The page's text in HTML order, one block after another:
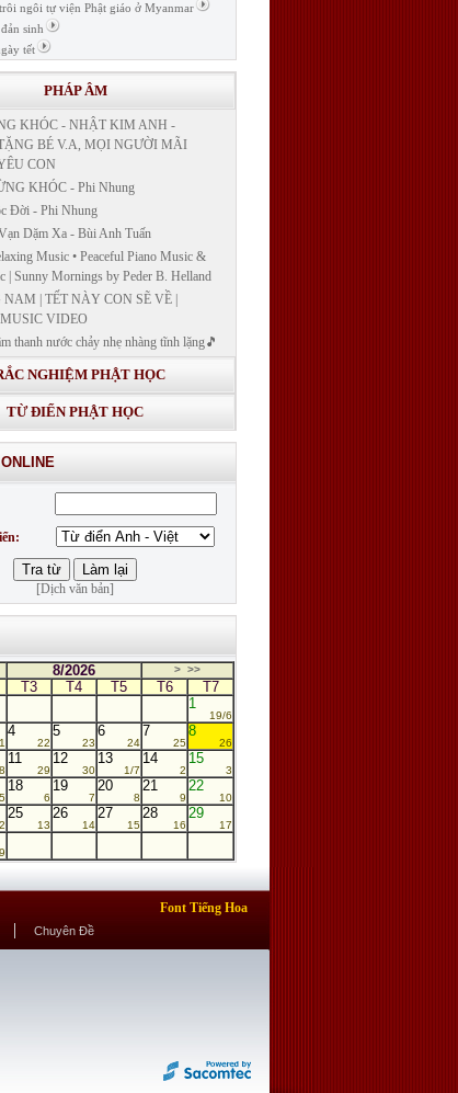
ngôi tự viện Phật giáo ở Myanmar
sinh
tết
PHÁP ÂM
KHÓC - NHẬT KIM ANH -
BÉ V.A, MỌI NGƯỜI MÃI
CON
KHÓC - Phi Nhung
Đời - Phi Nhung
Dặm Xa - Bùi Anh Tuấn
Music • Peaceful Piano Music &
| Sunny Mornings by Peder B. Helland
| TẾT NÀY CON SẼ VỀ |
VIDEO
thanh nước chảy nhẹ nhàng tĩnh lặng🎵
tâm
NGUYỆN CÔNG ĐỨC DƯỢC SƯ
NHƯ LAI"
KINH DƯỢC SƯ - BÀI 14/ GIẢNG
BẢN NGUYỆN CÔNG ĐỨC DƯỢC
QUANG NHƯ LAI
KINH DƯỢC SƯ
NGHIỆM PHẬT HỌC
TỪ ĐIỂN PHẬT HỌC
[Dịch văn bản]
8/2026 > >>
T3 T4 T5 T6
T7
1
19/6
4
22
5
23
6
24
7
25
8
26
11
29
12
30
13
1/7
14
2
15
3
5
18
6
19
7
20
8
21
9
22
10
25
13
26
14
27
15
28
16
29
17
Font Tiếng Hoa
Chuyên Đề